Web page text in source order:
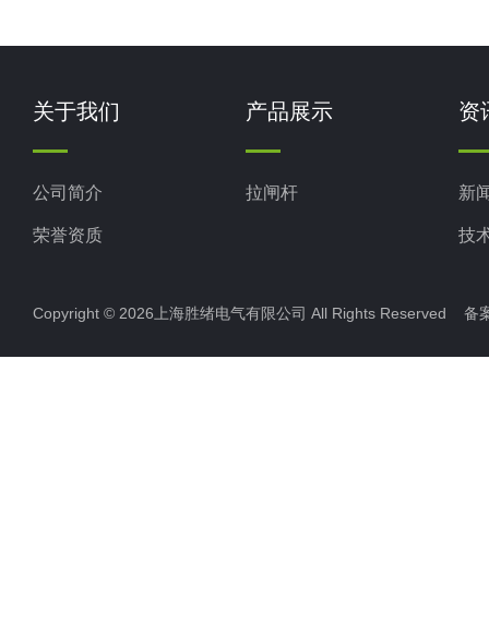
关于我们
公司简介
荣誉资质
产品展示
拉闸杆
资
新
技
Copyright © 2026上海胜绪电气有限公司 All Rights Reserved 备